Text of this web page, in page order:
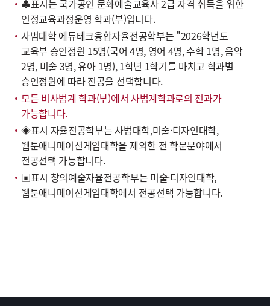
♣표시는 국가공인 문화예술교육사 2급 자격 취득을 위한
인정교육과정운영 학과(부)입니다.
사범대학 에듀테크융합자율전공학부는 "2026학년도
교육부 승인정원 15명(국어 4명, 영어 4명, 수학 1명, 음악
2명, 미술 3명, 유아 1명), 1학년 1학기를 마치고 학과별
승인정원에 따라 전공을 선택합니다.
모든 비사범계 학과(부)에서 사범계학과로의 전과가
가능합니다.
◈표시 자율전공학부는 사범대학,미술·디자인대학,
웹툰애니메이션게임대학을 제외한 전 학문분야에서
전공선택 가능합니다.
▣표시 창의예술자율전공학부는 미술·디자인대학,
웹툰애니메이션게임대학에서 전공선택 가능합니다.